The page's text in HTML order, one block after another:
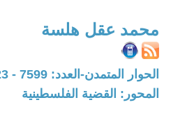
محمد عقل هلسة
الحوار المتمدن-العدد: 7599 - 2023 / 5 / 2 - 12:03
المحور: القضية الفلسطينية